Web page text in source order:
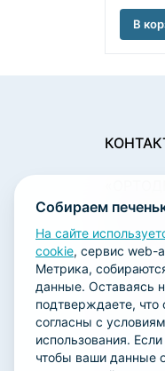
В
Собираем
На сайте
cookie, сервис web-
Метрика,
данные. Оставаясь
подтверждаете,
согласны с
использования.
чтобы ваши данные
450001,
Пн. -
Пт.:
Сб., Вс.:
+7